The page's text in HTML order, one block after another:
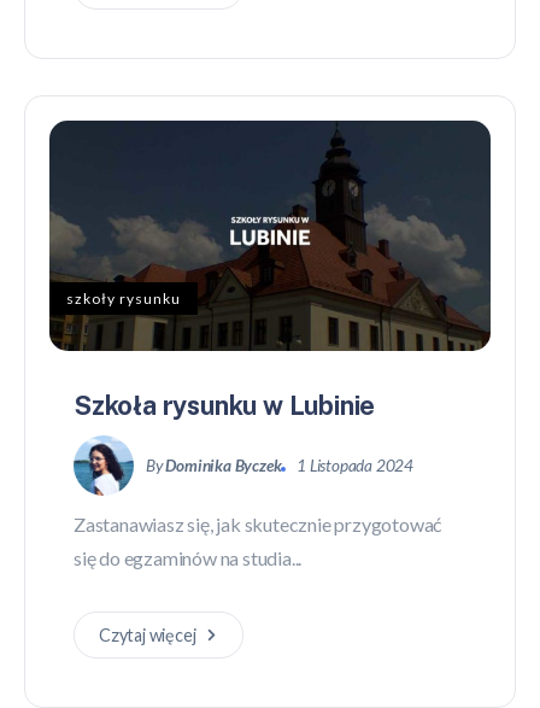
szkoły rysunku
Szkoła rysunku w Lubinie
ByDominika Byczek 1 Listopada 2024
Zastanawiasz się, jak skutecznie przygotować
się do egzaminów na studia...
Czytaj więcej